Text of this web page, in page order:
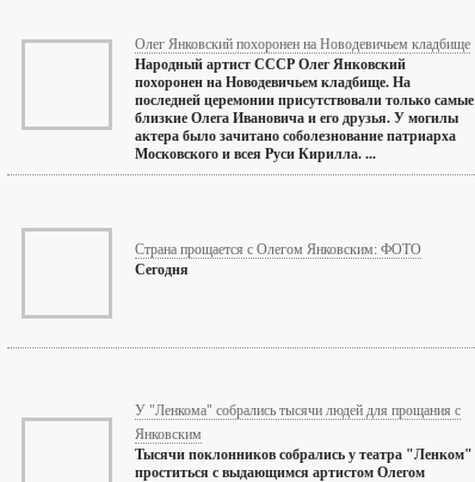
Олег Янковский похоронен на Новодевичьем кладбище
Народный артист СССР Олег Янковский
похоронен на Новодевичьем кладбище. На
последней церемонии присутствовали только самые
близкие Олега Ивановича и его друзья. У могилы
актера было зачитано соболезнование патриарха
Московского и всея Руси Кирилла. ...
Страна прощается с Олегом Янковским: ФОТО
Сегодня
У "Ленкома" собрались тысячи людей для прощания с
Янковским
Тысячи поклонников собрались у театра "Ленком"
проститься с выдающимся артистом Олегом